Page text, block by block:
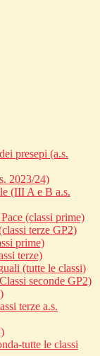
presepi (a.s.
2023/24)
(III A e B a.s.
(classi prime)
terze GP2)
prime)
terze)
(tutte le classi)
seconde GP2)
terze a.s.
tutte le classi